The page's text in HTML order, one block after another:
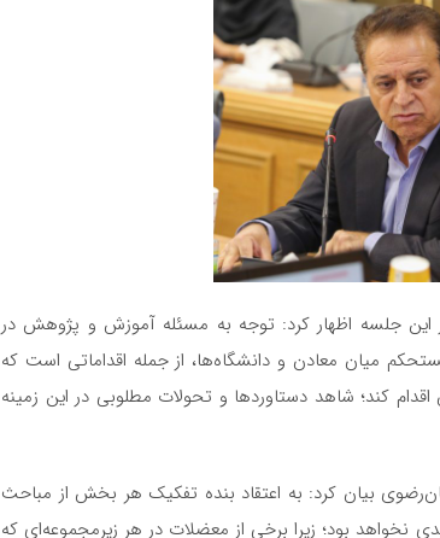
جلسه اظهار کرد: توجه به مسئله آموزش و پژوهش در
میان معادن و دانشگاه‌ها، از جمله اقداماتی است که
کند؛ شاهد دستاوردها و تحولات مطلوبی در این زمینه
بیان کرد: به اعتقاد بنده تفکیک هر بخش از مباحث
نخواهد بود؛ زیرا برخی از معضلات در هر زیرمجموعه‌ای که